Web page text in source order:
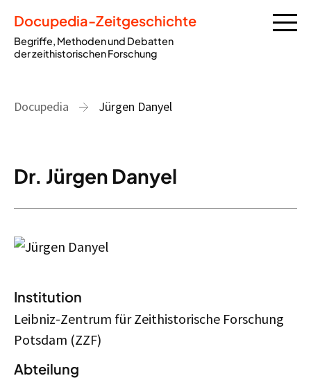
Docupedia-Zeitgeschichte
Begriffe, Methoden und Debatten
der zeithistorischen Forschung
Docupedia Jürgen Danyel
Dr. Jürgen Danyel
Institution
Leibniz-Zentrum für Zeithistorische Forschung
Potsdam (ZZF)
Abteilung